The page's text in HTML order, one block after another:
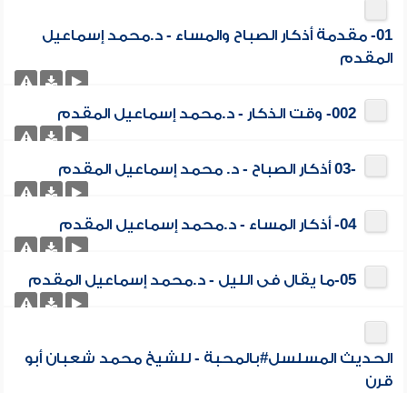
01- مقدمة أذكار الصباح والمساء - د.محمد إسماعيل
المقدم
002- وقت الذكار - د.محمد إسماعيل المقدم
-03 أذكار الصباح - د. محمد إسماعيل المقدم
04- أذكار المساء - د.محمد إسماعيل المقدم
05-ما يقال فى الليل - د.محمد إسماعيل المقدم
الحديث المسلسل#بالمحبة - للشيخ محمد شعبان أبو
قرن